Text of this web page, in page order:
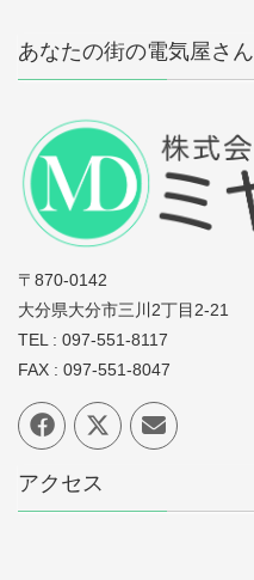
あなたの街の電気屋さん
〒870-0142
大分県大分市三川2丁目2-21
TEL : 097-551-8117
FAX : 097-551-8047
アクセス